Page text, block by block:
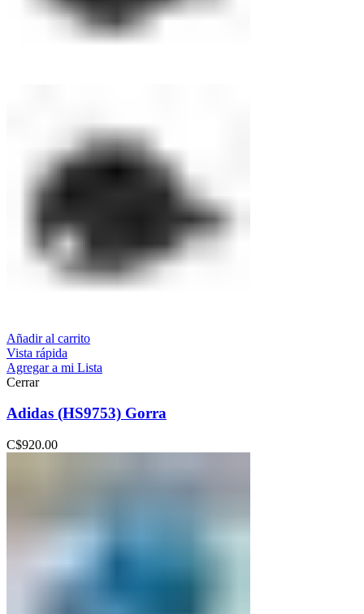
Añadir al carrito
Vista rápida
Agregar a mi Lista
Cerrar
Adidas (HS9753) Gorra
C$920.00